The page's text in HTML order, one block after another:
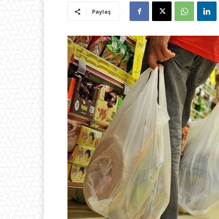
Paylaş